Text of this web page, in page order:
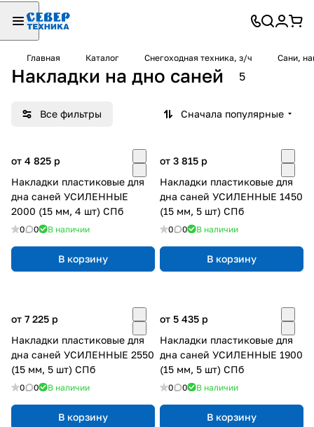
Главная Каталог Снегоходная техника, з/ч Сани,
Накладки на дно саней 5
Все фильтры Сначала популярные
от 4 825 p
Накладки пластиковые для
дна саней УСИЛЕННЫЕ
2000 (15 мм, 4 шт) СПб
0 0 В наличии
В корзину
от 3 815 p
Накладки пластиковые для
дна саней УСИЛЕННЫЕ 1450
(15 мм, 5 шт) СПб
0 0 В наличии
В корзину
от 7 225 p
Накладки пластиковые для
дна саней УСИЛЕННЫЕ 2550
(15 мм, 5 шт) СПб
0 0 В наличии
В корзину
от 5 435 p
Накладки пластиковые для
дна саней УСИЛЕННЫЕ 1900
(15 мм, 5 шт) СПб
0 0 В наличии
В корзину